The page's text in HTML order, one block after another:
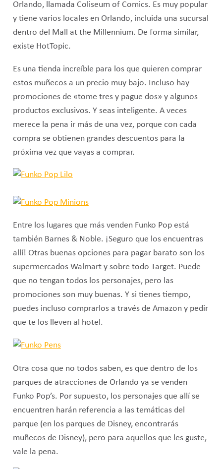
Orlando, llamada Coliseum of Comics. Es muy popular
y tiene varios locales en Orlando, incluida una sucursal
dentro del Mall at the Millennium. De forma similar,
existe HotTopic.
Es una tienda increíble para los que quieren comprar
estos muñecos a un precio muy bajo. Incluso hay
promociones de «tome tres y pague dos» y algunos
productos exclusivos. Y seas inteligente. A veces
merece la pena ir más de una vez, porque con cada
compra se obtienen grandes descuentos para la
próxima vez que vayas a comprar.
Entre los lugares que más venden Funko Pop está
también Barnes & Noble. ¡Seguro que los encuentras
allí! Otras buenas opciones para pagar barato son los
supermercados Walmart y sobre todo Target. Puede
que no tengan todos los personajes, pero las
promociones son muy buenas. Y si tienes tiempo,
puedes incluso comprarlos a través de Amazon y pedir
que te los lleven al hotel.
Otra cosa que no todos saben, es que dentro de los
parques de atracciones de Orlando ya se venden
Funko Pop’s. Por supuesto, los personajes que allí se
encuentren harán referencia a las temáticas del
parque (en los parques de Disney, encontrarás
muñecos de Disney), pero para aquellos que les guste,
vale la pena.